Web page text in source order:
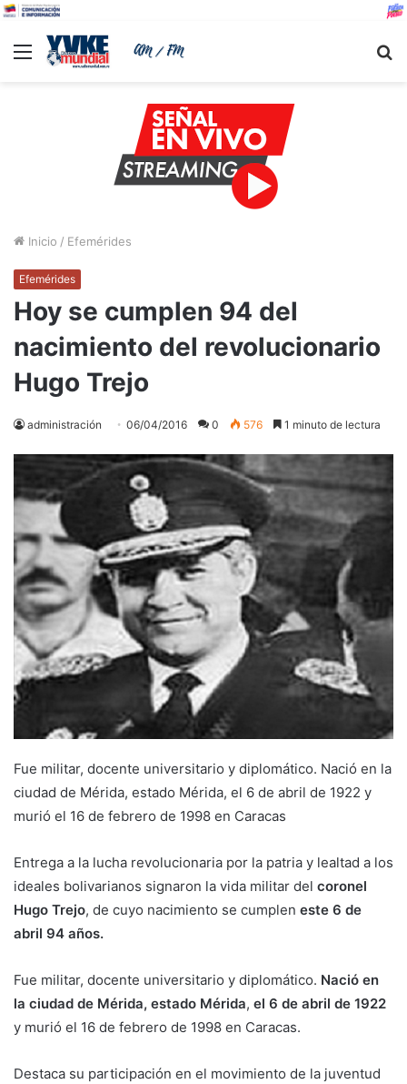
Menu
Inicio / Efemérides
Efemérides
Hoy se cumplen 94 del
nacimiento del revolucionario
Hugo Trejo
administración 06/04/2016 0 576 1 minuto de lectura
Fue militar, docente universitario y diplomático. Nació en la
ciudad de Mérida, estado Mérida, el 6 de abril de 1922 y
murió el 16 de febrero de 1998 en Caracas
Entrega a la lucha revolucionaria por la patria y lealtad a los
ideales bolivarianos signaron la vida militar del coronel
Hugo Trejo, de cuyo nacimiento se cumplen este 6 de
abril 94 años.
Fue militar, docente universitario y diplomático. Nació en
la ciudad de Mérida, estado Mérida, el 6 de abril de 1922
y murió el 16 de febrero de 1998 en Caracas.
Destaca su participación en el movimiento de la juventud